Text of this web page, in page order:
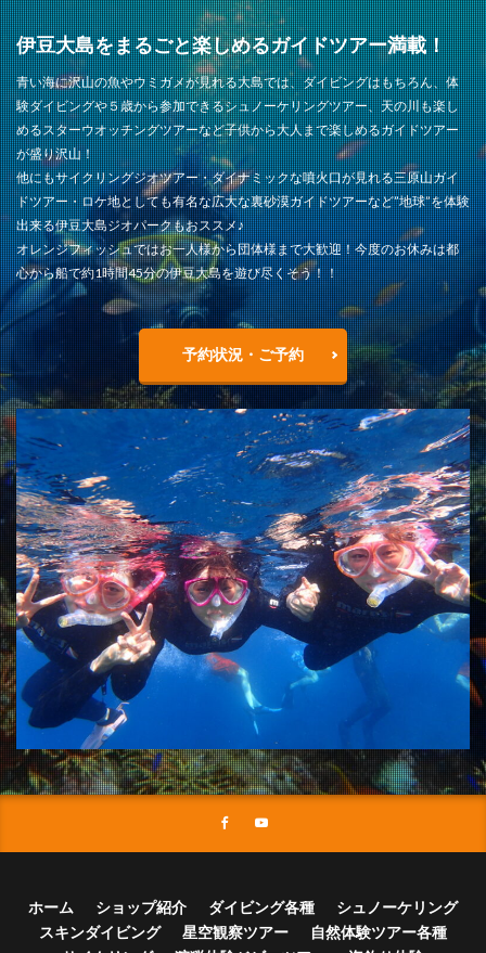
伊豆大島をまるごと楽しめるガイドツアー満載！
青い海に沢山の魚やウミガメが見れる大島では、ダイビングはもちろん、体
験ダイビングや５歳から参加できるシュノーケリングツアー、天の川も楽し
めるスターウオッチングツアーなど子供から大人まで楽しめるガイドツアー
が盛り沢山！
他にもサイクリングジオツアー・ダイナミックな噴火口が見れる三原山ガイ
ドツアー・ロケ地としても有名な広大な裏砂漠ガイドツアーなど”地球”を体験
出来る伊豆大島ジオパークもおススメ♪
オレンジフィッシュではお一人様から団体様まで大歓迎！今度のお休みは都
心から船で約1時間45分の伊豆大島を遊び尽くそう！！
予約状況・ご予約
ホーム ショップ紹介 ダイビング各種
シュノーケリング
スキンダイビング
星空観察ツアー
自然体験ツアー各種